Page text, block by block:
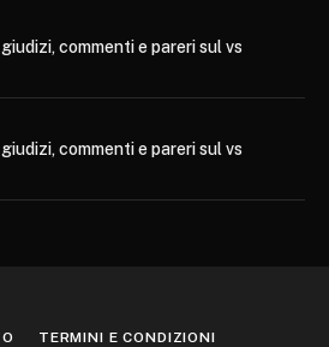
commenti e pareri sul vs
commenti e pareri sul vs
TERMINI E CONDIZIONI